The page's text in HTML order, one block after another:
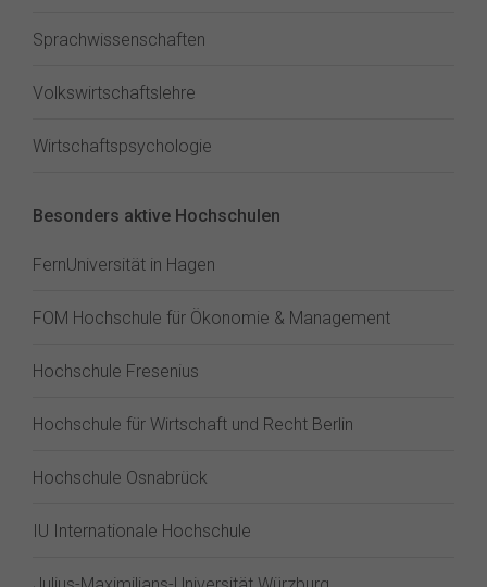
Sprachwissenschaften
Volkswirtschaftslehre
Wirtschaftspsychologie
Besonders aktive Hochschulen
FernUniversität in Hagen
FOM Hochschule für Ökonomie & Management
Hochschule Fresenius
Hochschule für Wirtschaft und Recht Berlin
Hochschule Osnabrück
IU Internationale Hochschule